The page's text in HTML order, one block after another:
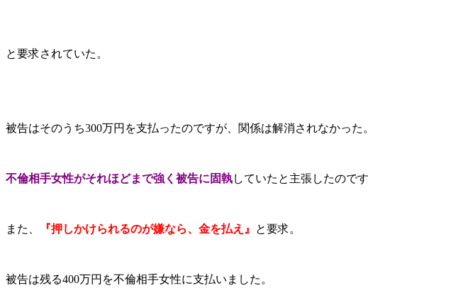
と要求されていた。
被告はそのうち300万円を支払ったのですが、関係は解消されなかった。
不倫相手女性がそれほどまで強く被告に固執していたと主張したのです
また、 『押しかけられるのが嫌なら、金を払え』 と要求。
被告は残る400万円を不倫相手女性に支払いました。